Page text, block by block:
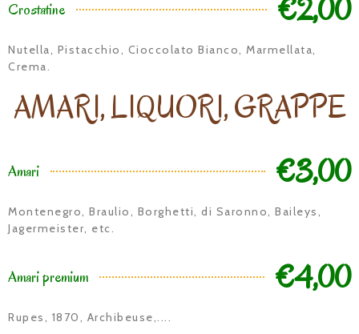
Crostatine €2,00
Nutella, Pistacchio, Cioccolato Bianco, Marmellata,
Crema.
AMARI, LIQUORI, GRAPPE
Amari €3,00
Montenegro, Braulio, Borghetti, di Saronno, Baileys,
Jagermeister, etc.
Amari premium €4,00
Rupes, 1870, Archibeuse,....